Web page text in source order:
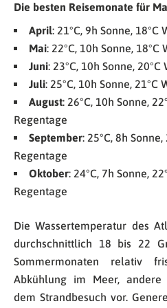
Die besten Reisemonate für
April: 21°C, 9h Sonne,
Mai: 22°C, 10h Sonne,
Juni: 23°C, 10h Sonne,
Juli: 25°C, 10h Sonne, 21°C
August: 26°C, 10h Sonne,
Regentage
September: 25°C, 8h
Regentage
Oktober: 24°C, 7h Sonne,
Regentage
Die Wassertemperatur des
durchschnittlich 18 bis 22
Sommermonaten relativ
Abkühlung im Meer,
dem Strandbesuch vor.